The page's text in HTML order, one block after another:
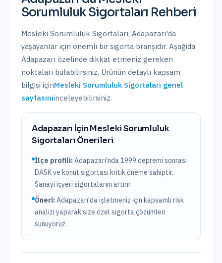
Sorumluluk Sigortaları Rehberi
Mesleki Sorumluluk Sigortaları, Adapazarı'da
yaşayanlar için önemli bir sigorta branşıdır. Aşağıda
Adapazarı özelinde dikkat etmeniz gereken
noktaları bulabilirsiniz. Ürünün detaylı kapsam
bilgisi içinMesleki Sorumluluk Sigortaları genel
sayfasınıinceleyebilirsiniz.
Adapazarı İçinMesleki Sorumluluk
SigortalarıÖnerileri
İlçe profili:Adapazarı'nda 1999 depremi sonrası
DASK ve konut sigortası kritik öneme sahiptir.
Sanayi işyeri sigortalarını artırır.
Öneri:Adapazarı'da işletmeniz için kapsamlı risk
analizi yaparak size özel sigorta çözümleri
sunuyoruz.